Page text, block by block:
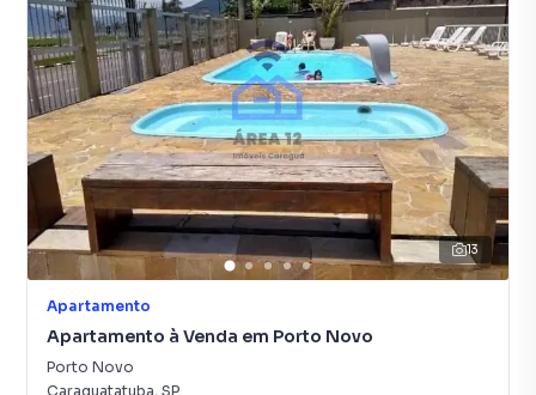
13
Apartamento
Apartamento à Venda em Porto Novo
Porto Novo
Caraguatatuba, SP